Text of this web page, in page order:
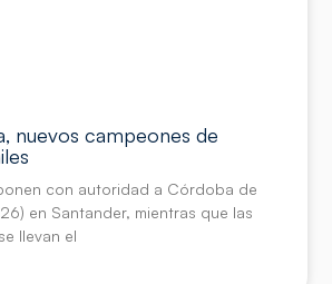
nuevos campeones de
con autoridad a Córdoba de
en Santander, mientras que las
llevan el